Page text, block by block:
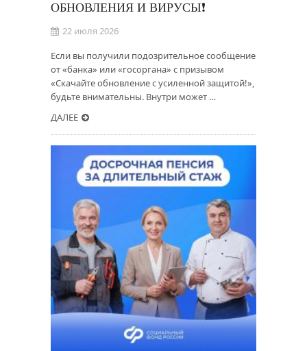
ОБНОВЛЕНИЯ И ВИРУСЫ❗
22 июля 2026
Если вы получили подозрительное сообщение
от «банка» или «госоргана» с призывом
«Скачайте обновление с усиленной защитой!»,
будьте внимательны. Внутри может …
ДАЛЕЕ